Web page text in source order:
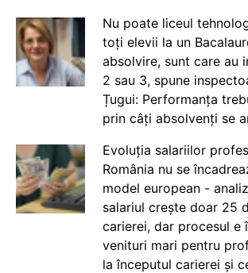
Nu poate liceul
toți elevii la un
absolvire, sunt care au
2 sau 3, spune
Țugui: Performanța
prin câți absolvenți se
Evoluția salariilor
România nu se
model european -
salariul crește doar 25
carierei, dar procesul e
venituri mari pentru
la începutul carierei și